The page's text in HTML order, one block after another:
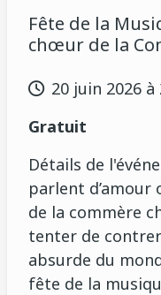
Fête de la
chœur de la
20 juin 2026 à
Gratuit
Détails de
parlent
de la commère
tenter de
absurde du
fête de la